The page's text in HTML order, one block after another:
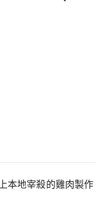
本地宰殺的雞肉製作